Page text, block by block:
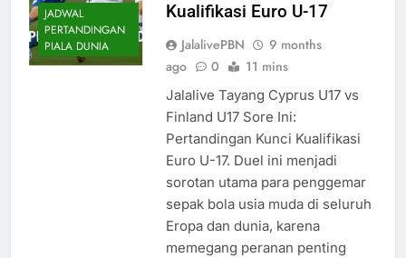
JADWAL
PERTANDINGAN
PIALA DUNIA
Kualifikasi Euro U-17
JalalivePBN
9 months
ago
0 11 mins
Jalalive Tayang Cyprus U17 vs
Finland U17 Sore Ini:
Pertandingan Kunci Kualifikasi
Euro U-17. Duel ini menjadi
sorotan utama para penggemar
sepak bola usia muda di seluruh
Eropa dan dunia, karena
memegang peranan penting